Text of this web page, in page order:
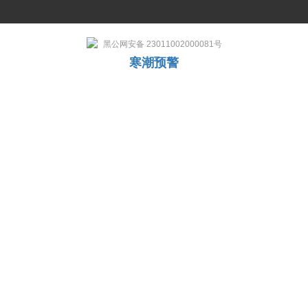
黑公网安备 23011002000081号
寒潮预警